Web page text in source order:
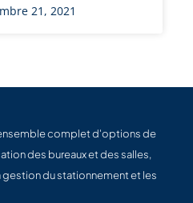
21, 2021
complet d'options de
des bureaux et des salles,
gestion du stationnement et les